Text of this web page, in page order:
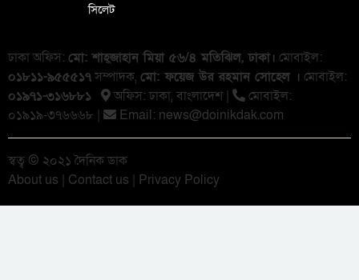
সিলেট
ঢাকা অফিস: মো: শাহ্জাহান মিয়া ৫৬/৪ মতিঝিল, ঢাকা। মোবাইল:
০১৮১১-৯৫৫৫১৭সম্পাদক, মো: ফয়েজ উর রহমান সোহেল । মোবাইল:
০১৯৭১-৩১৬৮৮১
অফিস: ঢাকা, বাংলা‌দেশ |
মোবাইল:
০১৯১৯-৩৭৬৬৬৮ |
Email: news@doinikdak.com
স্বত্ব © ২০২১ দৈনিক ডাক
About us | Contact us | Privacy Policy